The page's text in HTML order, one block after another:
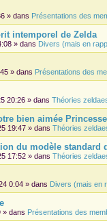
» dans Présentations des
intemporel de Zelda
» dans Divers (mais en
» dans Présentations des
20:26 » dans Théories
bien aimée
19:47 » dans Théories
du modèle standard
17:52 » dans Théories
0:04 » dans Divers (mais en
» dans Présentations des